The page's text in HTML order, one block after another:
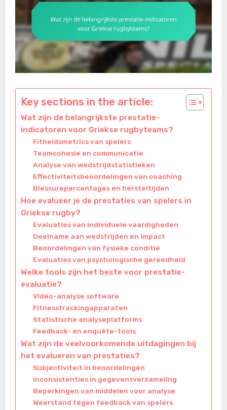
Key sections in the article:
Wat zijn de belangrijkste prestatie-
indicatoren voor Griekse rugbyteams?
Fitheidsmetrics van spelers
Teamcohesie en communicatie
Analyse van wedstrijdstatistieken
Effectiviteitsbeoordelingen van coaching
Blessurepercentages en hersteltijden
Hoe evalueer je de prestaties van spelers in
Griekse rugby?
Evaluaties van individuele vaardigheden
Deelname aan wedstrijden en impact
Beoordelingen van fysieke conditie
Evaluaties van psychologische gereedheid
Welke tools zijn het beste voor prestatie-
evaluatie?
Video-analyse software
Fitnesstrackingapparaten
Statistische analyseplatforms
Feedback- en enquête-tools
Wat zijn de veelvoorkomende uitdagingen bij
het evalueren van prestaties?
Subjectiviteit in beoordelingen
Inconsistenties in gegevensverzameling
Beperkingen van middelen voor analyse
Weerstand tegen feedback van spelers